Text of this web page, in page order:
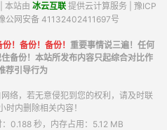
| 本站由 冰云互联提供云计算服务 | 豫ICP
公网安备 41132402411697号
！备份！备份！ 重要事情说三遍！任何
备份！本站所发布内容只起综合对比作
荐引导行为
络，若无意侵犯到您的权利，请及时联
时内删除相关内容！
0.188 秒，内存占用：5.12 MB